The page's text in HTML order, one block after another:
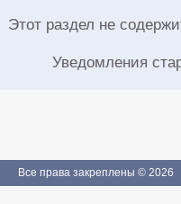
Этот раздел не
Уведомления
Все права закреплены © 2026